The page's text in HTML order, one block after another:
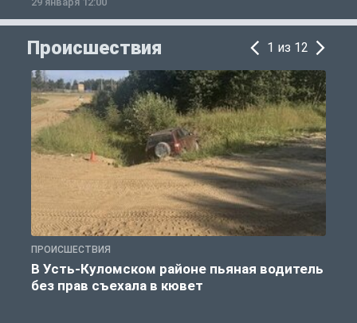
Происшествия 1 из 12
ПРОИСШЕСТВИЯ
В Усть-Куломском районе пьяная водитель
без прав съехала в кювет